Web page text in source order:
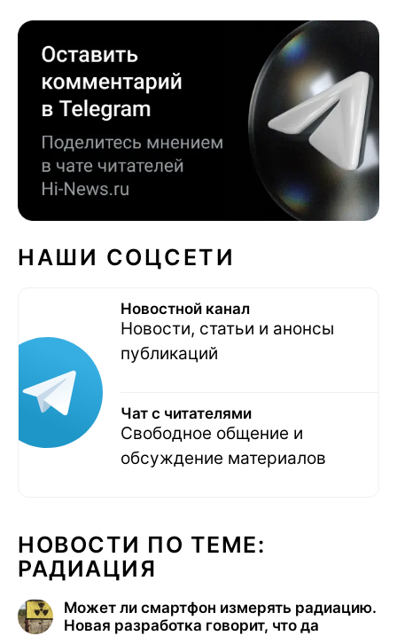
НАШИ СОЦСЕТИ
Новостной канал
Новости, статьи и анонсы
публикаций
Чат с читателями
Свободное общение и
обсуждение материалов
НОВОСТИ ПО ТЕМЕ:
РАДИАЦИЯ
Может ли смартфон измерять радиацию.
Новая разработка говорит, что да